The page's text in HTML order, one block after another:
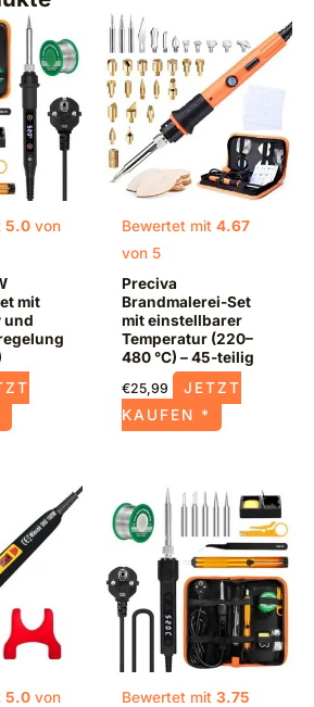
5.0 von
mit
und
Bewertet mit 4.67
von 5
Preciva
Brandmalerei-Set
mit einstellbarer
Temperatur (220–
480 °C) – 45-teilig
€25,99
JETZT
KAUFEN *
5.0 von
Bewertet mit 3.75